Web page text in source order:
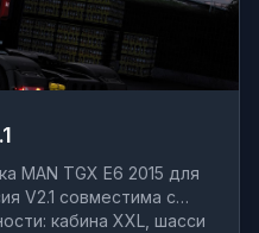
MAN TGX E6 2015 для
V2.1 совместима с
кабина XXL, шасси